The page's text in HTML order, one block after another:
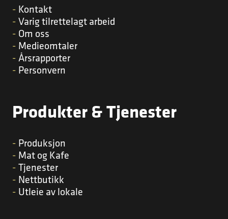
Kontakt
Varig tilrettelagt arbeid
Om oss
Medieomtaler
Årsrapporter
Personvern
Produkter & Tjenester
Produksjon
Mat og Kafe
Tjenester
Nettbutikk
Utleie av lokale